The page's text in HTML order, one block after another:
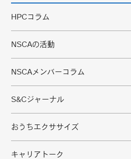
HPCコラム
NSCAの活動
NSCAメンバーコラム
S&Cジャーナル
おうちエクササイズ
キャリアトーク